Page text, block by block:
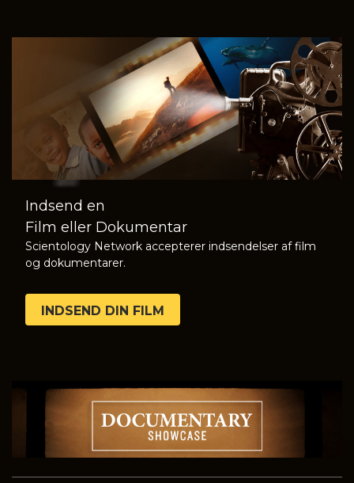
Indsend en
Film eller Dokumentar
Scientology Network accepterer indsendelser af film
og dokumentarer.
INDSEND DIN FILM